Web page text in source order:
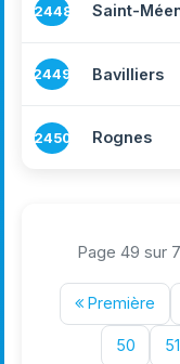
2448 Saint-
2449 Bavilliers
2450 Rognes
Page 49 sur
Première
50 51